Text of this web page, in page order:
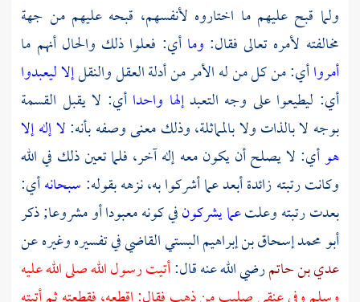
ولما قبح عليهم ما اختاروه لأنفسهم، قبحه عليهم من جهة
مخالفته لأمره تعالى فقال: وماأي: فعلوا ذلك والحال أنهم ما
أمرواأي: من كل من له الأمر من أدلة العقل والنقلإلا ليعبدوا
أي: ليطيعوا على وجه التعبدإلها واحداأي: لا يقبل القسمة
بوجه لا بالذات ولا بالمماثلة، وذلك معنى وصفه بأنه:لا إله إلا
هوأي: لا يصلح أن يكون معه إله آخر، فلما تعين ذلك في الله
وكانت رتبته زائدة أبعد عما أشركوا به، نزهه بقوله: سبحانهأي:
بعدت رتبته وعلتعما يشركونفي كونه معبودا أو مشروعا; ذكر
أبو محمد إسحاق بن إبراهيم البستي القاضيفي تفسيره وغيره عن
عدي بن حاتمرضي الله عنه قال:أتيت رسول الله صلى الله عليه